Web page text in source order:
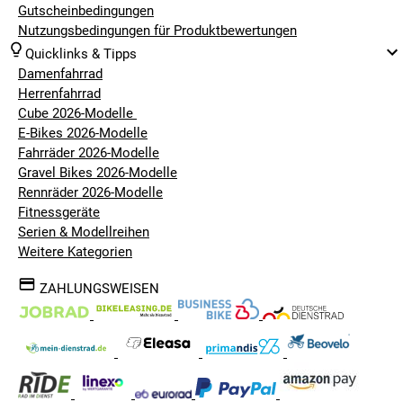
Gutscheinbedingungen
Nutzungsbedingungen für Produktbewertungen
Quicklinks & Tipps
Damenfahrrad
Herrenfahrrad
Cube 2026-Modelle
E-Bikes 2026-Modelle
Fahrräder 2026-Modelle
Gravel Bikes 2026-Modelle
Rennräder 2026-Modelle
Fitnessgeräte
Serien & Modellreihen
Weitere Kategorien
ZAHLUNGSWEISEN